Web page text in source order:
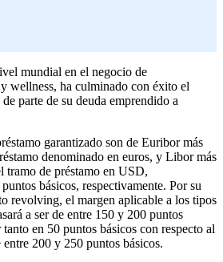
mundial en el negocio de
wellness, ha culminado con éxito el
parte de su deuda emprendido a
garantizado son de Euribor más
denominado en euros, y Libor más
tramo de préstamo en USD,
básicos, respectivamente. Por su
revolving, el margen aplicable a los tipos
a ser de entre 150 y 200 puntos
en 50 puntos básicos con respecto al
200 y 250 puntos básicos.